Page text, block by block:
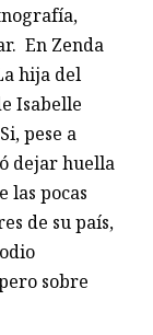
En Zenda
hija del
Isabelle
pese a
dejar huella
las pocas
de su país,
sobre